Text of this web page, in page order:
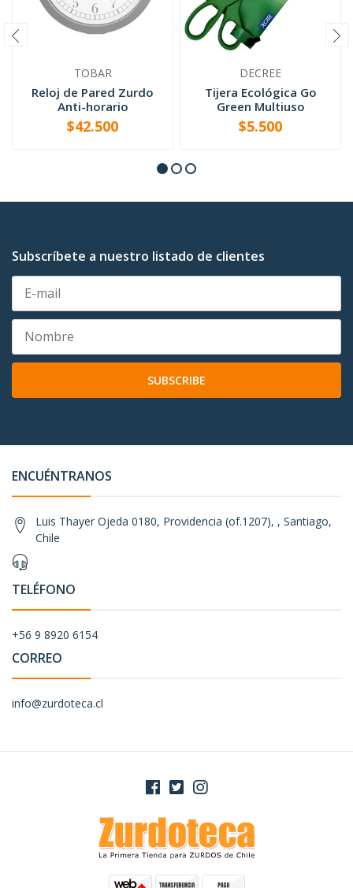
TOBAR
Reloj de Pared Zurdo
Anti-horario
AGOTADO
$42.500
DECREE
Tijera Ecológica Go
Green Multiuso
+
$5.500
Subscríbete a nuestro listado de clientes
SUBSCRIBE
ENCUÉNTRANOS
Luis Thayer Ojeda 0180, Providencia (of.1207), , Santiago,
Chile
TELÉFONO
+56 9 8920 6154
CORREO
info@zurdoteca.cl